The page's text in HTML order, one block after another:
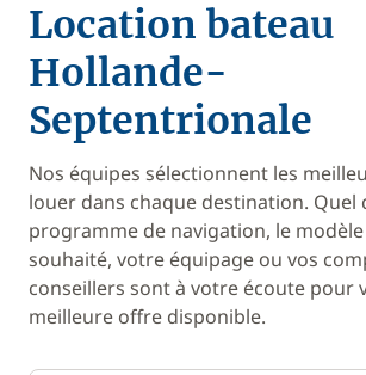
Location bateau
Hollande-
Septentrionale
Nos équipes sélectionnent les
louer dans chaque destination. Quel
programme de navigation, le
souhaité, votre équipage ou vos
conseillers sont à votre écoute pour
meilleure offre disponible.